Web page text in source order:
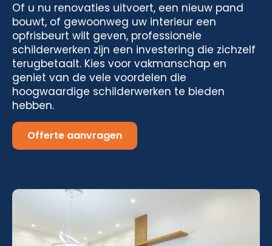
Of u nu renovaties uitvoert, een nieuw pand
bouwt, of gewoonweg uw interieur een
opfrisbeurt wilt geven, professionele
schilderwerken zijn een investering die zichzelf
terugbetaalt. Kies voor vakmanschap en
geniet van de vele voordelen die
hoogwaardige schilderwerken te bieden
hebben.
Offerte aanvragen